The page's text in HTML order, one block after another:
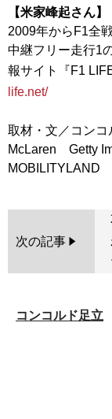
【米家峰起さん】
2009年からF1全
中継フリー走行1
報サイト『F1
life.net/
取材・文／コン
McLaren Getty
次の記事
コンコルド足立